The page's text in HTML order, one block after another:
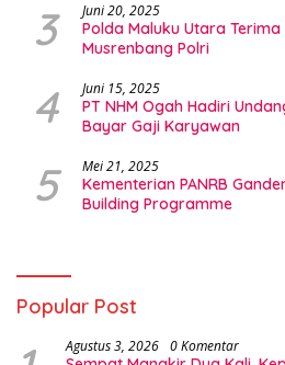
3 Juni 20, 2025
Polda Maluku Utara
Musrenbang Polri
4 Juni 15, 2025
PT NHM Ogah Hadiri
Bayar Gaji Karyawan
5 Mei 21, 2025
Kementerian PANRB
Building Programme
Popular Post
Agustus 3, 2026 0 Komentar